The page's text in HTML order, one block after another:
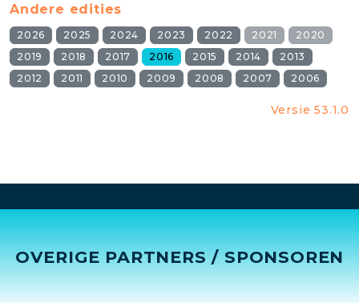
Andere edities
2026 2025 2024 2023 2022 2021
2020
2019
2018 2017 2016 2015 2014
2013
2012
2011 2010 2009 2008 2007 2006
Versie 53.1.0
OVERIGE PARTNERS / SPONSOREN